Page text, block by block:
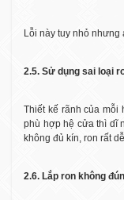
Lỗi này tuy nhỏ
2.5. Sử dụng sai loại
Thiết kế rãnh của mỗi
phù hợp hệ cửa thì dĩ
không đủ kín, ron rất
2.6. Lắp ron không